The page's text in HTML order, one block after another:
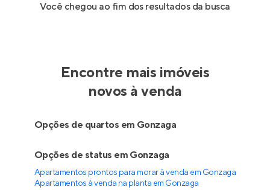
Você chegou ao fim dos resultados da busca
Encontre mais imóveis
novos à venda
Opções de quartos em Gonzaga
Opções de status em Gonzaga
Apartamentos prontos para morar à venda em Gonzaga
Apartamentos à venda na planta em Gonzaga